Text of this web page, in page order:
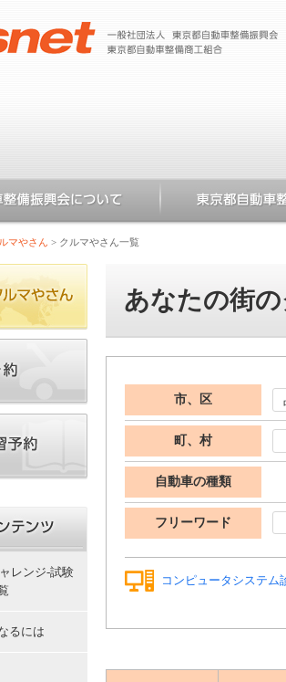
マやさん > クルマやさん一覧
あなたの街
市、区
町、村
自動車の種類
フリーワード
コンピュータシステム
レンジ-試験
るには